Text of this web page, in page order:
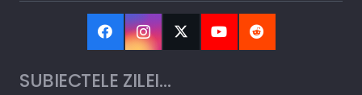
SUBIECTELE ZILEI…